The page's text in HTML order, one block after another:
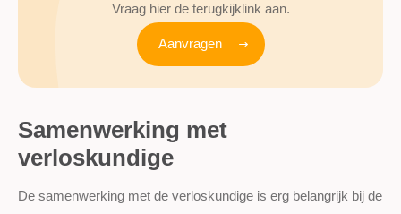
Vraag hier de terugkijklink aan.
Aanvragen
Samenwerking met
verloskundige
De samenwerking met de verloskundige is erg belangrijk bij de